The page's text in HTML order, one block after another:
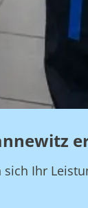
Ihr